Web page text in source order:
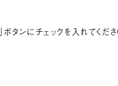
ンにチェックを入れてくださ